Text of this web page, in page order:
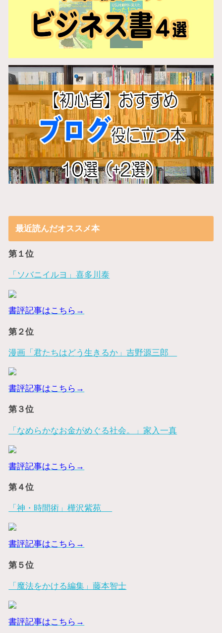
最近読んだオススメ本
第１位
「ソバニイルヨ」喜多川泰
書評記事はこちら→
第２位
漫画「君たちはどう生きるか」吉野源三郎
書評記事はこちら→
第３位
「なめらかなお金がめぐる社会。」家入一真
書評記事はこちら→
第４位
「神・時間術」樺沢紫苑
書評記事はこちら→
第５位
「魔法をかける編集」藤本智士
書評記事はこちら→